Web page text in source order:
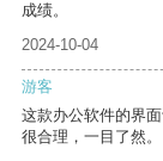
成绩。
2024-10-04
游客
这款办公软件的界
很合理，一目了然。